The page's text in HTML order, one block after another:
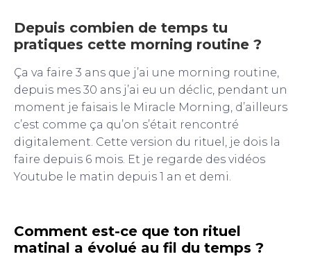
Depuis combien de temps tu
pratiques cette morning routine ?
Ça va faire 3 ans que j’ai une morning routine,
depuis mes 30 ans j’ai eu un déclic, pendant un
moment je faisais le Miracle Morning, d’ailleurs
c’est comme ça qu’on s’était rencontré
digitalement. Cette version du rituel, je dois la
faire depuis 6 mois. Et je regarde des vidéos
Youtube le matin depuis 1 an et demi.
Comment est-ce que ton rituel
matinal a évolué au fil du temps ?